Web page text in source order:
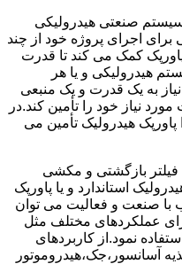
صنعتی هیدرولیکی
اجرای پروژه خود از چند
کمک می کند تا قدرت
هیدرولیکی و یا هر
به یک قدرت و یک منبعی
نیاز خود را تأمین کند.در
هیدرولیک تأمین می
فیلتر بازگشتی و مکشی
استاندارد و یا پاورپک
با صنعت و فعالیت می توان
عملکردهای مختلف مثل
نمود.از کاربردهای
آسانسور،جک،هیدروموتور